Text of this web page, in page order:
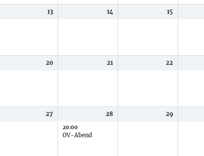
13 14 15
20 21 22
27 28
20:00
OV-Abend
29